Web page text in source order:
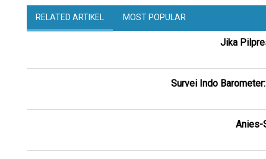
RELATED ARTIKEL MOST POPULAR
Jika
Survei Indo
Anies-